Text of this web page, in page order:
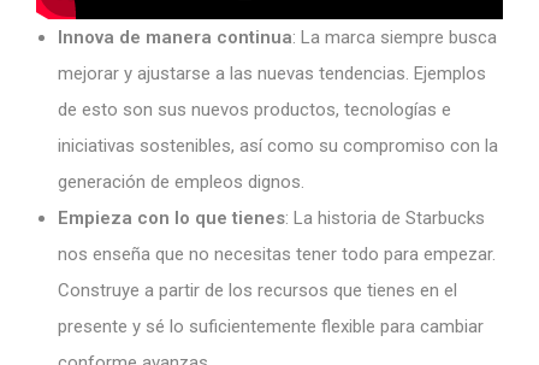
Innova de manera continua: La marca siempre busca
mejorar y ajustarse a las nuevas tendencias. Ejemplos
de esto son sus nuevos productos, tecnologías e
iniciativas sostenibles, así como su compromiso con la
generación de empleos dignos.
Empieza con lo que tienes: La historia de Starbucks
nos enseña que no necesitas tener todo para empezar.
Construye a partir de los recursos que tienes en el
presente y sé lo suficientemente flexible para cambiar